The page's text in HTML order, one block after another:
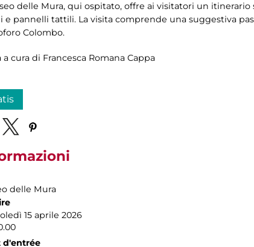
delle Mura, qui ospitato, offre ai visitatori un
e pannelli tattili. La visita comprende una suggestiva
Colombo.
a cura di Francesca Romana Cappa
delle Mura
15 aprile 2026
d'entrée